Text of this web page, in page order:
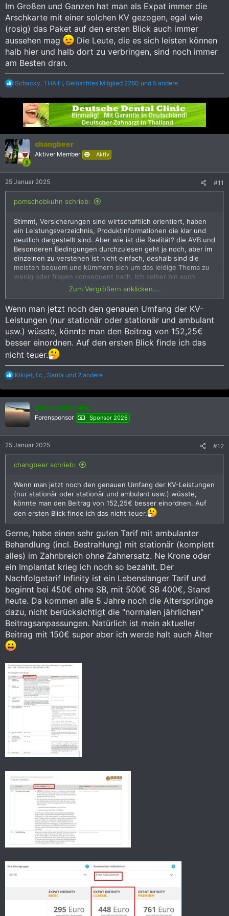
unbedingt der Fall ist.
Das wissen natürlich auch die Versicherungen und versuchen
sich mit allen möglichen Konstruktionen aus der
Verantwortung zu ziehen.
Wer genau darauf achtet, wird feststellen, daß bei vielen
angebotenen Versicherungen irgendwo im Kleingedruckten
der Begriff „Gruppenversicherung“ erwähnt wird.
konzipiert worden, daß beispielsweise mittlere oder größere
Firmen ihre Angestellten zusätzlich oder gänzlich privat
versichern können.
Der Vorteil bei solchen Versicherungsverträgen, wo meines
Wissens mindestens 20 Leute versichert sein müssen, ist der,
daß man meistens günstigere Konditionen bekommt, also
geringere Beiträge und außerdem steigen die Beiträge
den allgemeinen Kosten im Gesundheitswesen aber NICHT
noch hohe Kosten auf die Versicherung zukommen werden.
DerVersichererist die Versicherungsgesellschaft, der
Versicherungsnehmerist die Firma, die für ihre Angestellten
solche Verträge abschließt und dieVersichertensind die
Mitarbeiter.
Und jetzt wird's lustig:
In Deutschland darf ein Versicherer per Gesetz den
- wenn die Versicherungsprämie über mehrere Monate nicht
gezahlt wurde
- wenn man bei Abschluß des Versicherungsvertrages falsche
Angaben bezüglich der Gesundheit gemacht hat
- Selbstbereicherung durch einreichen von Arztrechnungen
bei mehreren Versicherungsgesellschaften gleichzeitig
Solange man also brav seine Versicherungsprämien bezahlt, ist
man quasi unkündbar und die Versicherung muss selbst
extrem kostenaufwendige Behandlungen bezahlen. Das gilt
natürlich auch für die gesetzliche Krankenversicherung.
Bei Gruppenversicherungsverträgen ist diese Regelung außer
Kraft gesetzt.
Der Gruppenversicherungsvertrag wird nämlich zwischen der
Versicherungsgesellschaft und der Firma geschlossen, die als
Einzelverträge mit den Mitarbeitern schließt, den sog.
Versicherten, und sich auch darum kümmern muss, daß
sämtliche Prämien rechtzeitig bezahlt und an die
Versicherungsgesellschaft weitergegeben werden.
Diese darf tatsächlich den Versicherungsvertrag mit dem
Versicherungsnehmer kündigen, da es sich hierbei nicht um
eine Person handelt.
Und der Versicherungsnehmer darf wiederum den
Versicherungsvertrag mit den einzelnen Mitarbeitern
beenden, da es sich um eine Firma oder ein Unternehmen
handelt und nicht um eine Versicherungsgesellschaft.
Das macht natürlich Sinn, wenn einzelne Mitarbeiter kündigen
oder ihnen gekündigt wird und man dann nicht auch noch
ewig lang deren Krankenversicherung bezahlen möchte.
Aber bei einer Einzelperson, die sich für das Ausland
krankenversichern möchte, trifft diese Konstruktion nicht zu,
dennoch wird sie genutzt, um Krankenversicherungsverträge
abzuschließen und der Versicherte hat in der Regel gar keine
Ahnung, welche rechtlichen Folgen das nach sich zieht.
Bei diesen Gruppenversicherungen fällt außerdem auf, daß sie
Vertrag nicht selten, daß die Versicherung stets
stillschweigend um ein Jahr verlängert wird, man muss sich
aber fragen, warum nicht gleich unbegrenzt und zu den
üblichen Versicherungsbedingungen.
Ganz einfach: bei Gruppenversicherungsverträgen kann der
Versicherer, der Versicherungsnehmer, aber auch der
Versicherte, die Verlängerung ohne Angabe weiterer Gründe
verweigern.
Im Gegensatz zu anderen Versicherungen gab es bei der
BDAE tatsächlich ein Extra Blatt mit der Bezeichnung:
„ Erläuterungen über die rechtlichen Besonderheiten einer
Im Großen und Ganzen hat man als Expat immer die
Arschkarte mit einer solchen KV gezogen, egal wie
(rosig) das Paket auf den ersten Blick auch immer
aussehen mag
Die Leute, die es sich leisten können
halb hier und halb dort zu verbringen, sind noch immer
am Besten dran.
R
a
n
e
n
:
Schacky, THAIFI, Gelöschtes Mitglied 2260 und 5 andere
changbeer
Aktiver Member Aktiv
25 Januar 2025 #11
pomschobkuhn schrieb:
Stimmt, Versicherungen sind wirtschaftlich orientiert, haben
ein Leistungsverzeichnis, Produktinformationen die klar und
deutlich dargestellt sind. Aber wie ist die Realität? die AVB und
Besonderen Bedingungen durchzulesen geht ja noch, aber im
einzelnen zu verstehen ist nicht einfach, deshalb sind die
meisten bequem und kümmern sich um das leidige Thema zu
wenig oder fragen konsequent nach. Ich selber bin auch
(noch) beim BDAE versichert fliege aber aufgrund der
Alterstufe 67 dieses Jahr raus. Habe jetzt zum Januar eine
Prämienanpassung von
38%
gehabt, habe mir dann den
Folgetarif angeschaut mit den Prämien und eventuellen
möglichen SB, ja da kommt Freude auf
. Da freue ich mich
auf die Infos von Kollege Dr. Ramin die hoffentlich bald zur
Verfügung stehen
Zum Vergrößern anklicken....
Wenn man jetzt noch den genauen Umfang der KV-
Leistungen (nur stationär oder stationär und ambulant
usw.) wüsste, könnte man den Beitrag von 152,25€
besser einordnen. Auf den ersten Blick finde ich das
nicht teuer.
R
a
k
t
i
o
n
:
Kikijet, f.c., Santa und 2 andere
pomschobkuhn
Forensponsor Sponsor 2026
25 Januar 2025 #12
changbeer schrieb:
Wenn man jetzt noch den genauen Umfang der KV-Leistungen
(nur stationär oder stationär und ambulant usw.) wüsste,
könnte man den Beitrag von 152,25€ besser einordnen. Auf
den ersten Blick finde ich das nicht teuer.
Gerne, habe einen sehr guten Tarif mit ambulanter
Behandlung (incl. Bestrahlung) mit stationär (komplett
alles) im Zahnbreich ohne Zahnersatz. Ne Krone oder
ein Implantat krieg ich noch so bezahlt. Der
Nachfolgetarif Infinity ist ein Lebenslanger Tarif und
beginnt bei 450€ ohne SB, mit 500€ SB 400€, Stand
heute. Da kommen alle 5 Jahre noch die Altersprünge
dazu, nicht berücksichtigt die "normalen jährlichen"
Beitragsanpassungen. Natürlich ist mein aktueller
Beitrag mit 150€ super aber ich werde halt auch Älter